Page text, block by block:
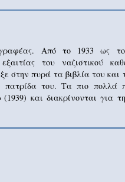
Από το 1933 ως
του ναζιστικού
στην πυρά τα βιβλία του και
πατρίδα του. Τα πιο πολλά
(1939) και διακρίνονται για